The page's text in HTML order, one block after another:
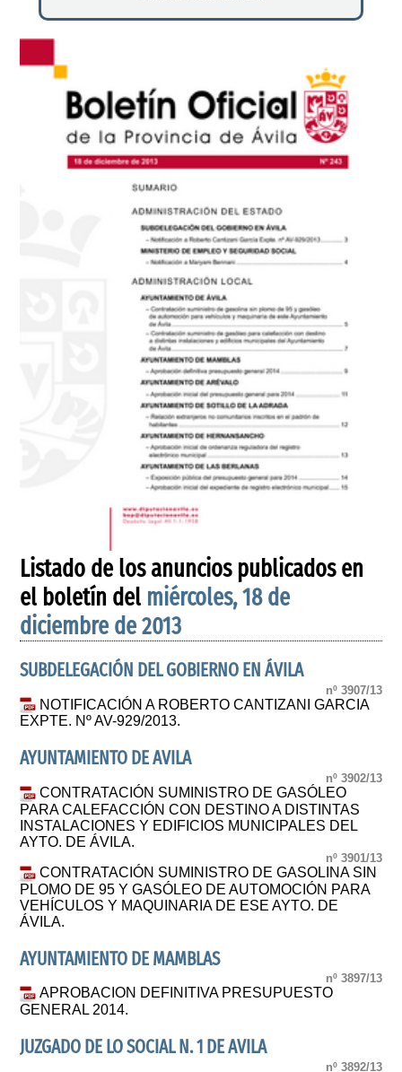
Listado de los anuncios publicados en
el boletín del miércoles, 18 de
diciembre de 2013
SUBDELEGACIÓN DEL GOBIERNO EN ÁVILA
nº 3907/13
NOTIFICACIÓN A ROBERTO CANTIZANI GARCIA
EXPTE. Nº AV-929/2013.
AYUNTAMIENTO DE AVILA
nº 3902/13
CONTRATACIÓN SUMINISTRO DE GASÓLEO
PARA CALEFACCIÓN CON DESTINO A DISTINTAS
INSTALACIONES Y EDIFICIOS MUNICIPALES DEL
AYTO. DE ÁVILA.
nº 3901/13
CONTRATACIÓN SUMINISTRO DE GASOLINA SIN
PLOMO DE 95 Y GASÓLEO DE AUTOMOCIÓN PARA
VEHÍCULOS Y MAQUINARIA DE ESE AYTO. DE
ÁVILA.
AYUNTAMIENTO DE MAMBLAS
nº 3897/13
APROBACION DEFINITIVA PRESUPUESTO
GENERAL 2014.
JUZGADO DE LO SOCIAL N. 1 DE AVILA
nº 3892/13